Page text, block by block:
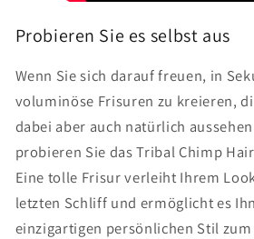
Probieren Sie es selbst aus
Wenn Sie sich darauf freuen, in
voluminöse Frisuren zu kreieren,
dabei aber auch natürlich
probieren Sie das Tribal Chimp
Eine tolle Frisur verleiht Ihrem
letzten Schliff und ermöglicht es
einzigartigen persönlichen Stil zum